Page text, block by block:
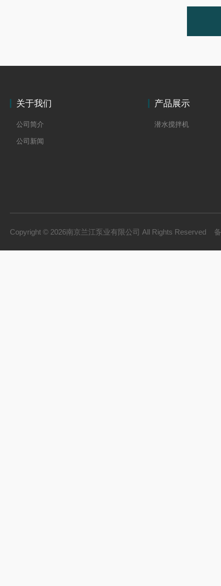
关于我们
公司简介
公司新闻
产品展示
潜水搅拌机
Copyright © 2026南京兰江泵业有限公司 All Rights Reserved